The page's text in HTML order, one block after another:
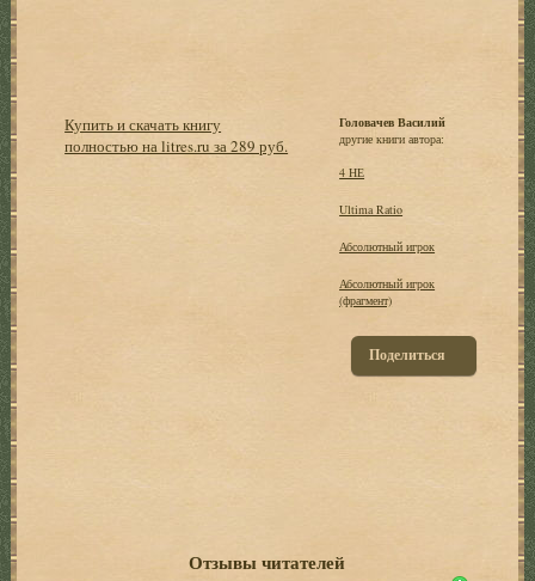
Купить и скачать книгу
полностью на litres.ru за 289 руб.
Головачев Василий
другие книги автора:
4 НЕ
Ultima Ratio
Абсолютный игрок
Абсолютный игрок
(фрагмент)
Поделиться
Отзывы читателей